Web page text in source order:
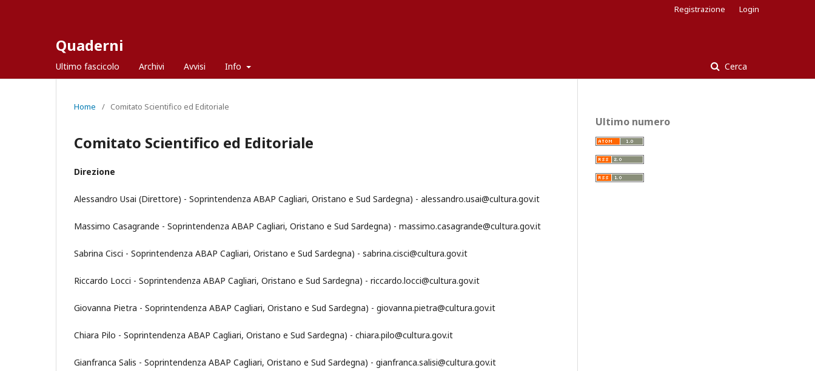
Quaderni
Ultimo fascicolo Archivi Avvisi Info Cerca
Registrazione Login
Home / Comitato Scientifico ed Editoriale
Comitato Scientifico ed Editoriale
Direzione
Alessandro Usai (Direttore) - Soprintendenza ABAP Cagliari, Oristano e Sud Sardegna) - alessandro.usai@cultura.gov.it
Massimo Casagrande - Soprintendenza ABAP Cagliari, Oristano e Sud Sardegna) - massimo.casagrande@cultura.gov.it
Sabrina Cisci - Soprintendenza ABAP Cagliari, Oristano e Sud Sardegna) - sabrina.cisci@cultura.gov.it
Riccardo Locci - Soprintendenza ABAP Cagliari, Oristano e Sud Sardegna) - riccardo.locci@cultura.gov.it
Giovanna Pietra - Soprintendenza ABAP Cagliari, Oristano e Sud Sardegna) - giovanna.pietra@cultura.gov.it
Chiara Pilo - Soprintendenza ABAP Cagliari, Oristano e Sud Sardegna) - chiara.pilo@cultura.gov.it
Gianfranca Salis - Soprintendenza ABAP Cagliari, Oristano e Sud Sardegna) - gianfranca.salisi@cultura.gov.it
Ultimo numero